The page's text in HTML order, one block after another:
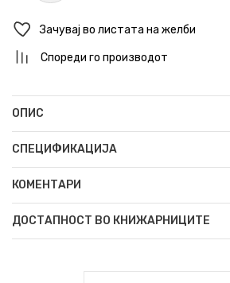
Зачувај во листата на желби
Спореди го производот
ОПИС
СПЕЦИФИКАЦИЈА
КОМЕНТАРИ
ДОСТАПНОСТ ВО КНИЖАРНИЦИТЕ